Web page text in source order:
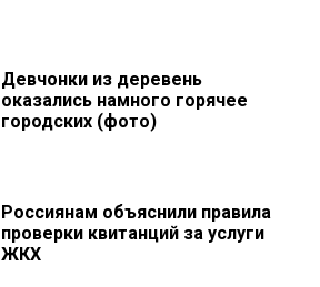
Девчонки из деревень
оказались намного горячее
городских (фото)
Россиянам объяснили правила
проверки квитанций за услуги
ЖКХ